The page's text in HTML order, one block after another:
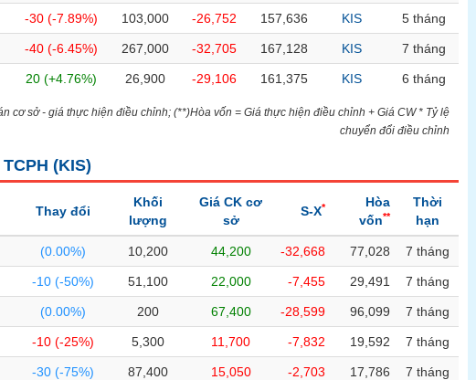
-30 (-7.89%) 103,000 -26,752 157,636 KIS 5 tháng
-40 (-6.45%) 267,000 -32,705 167,128 KIS 7 tháng
20 (+4.76%) 26,900 -29,106 161,375 KIS 6 tháng
cơ sở - giá thực hiện điều chỉnh; (**)Hòa vốn = Giá thực hiện điều chỉnh + Giá CW * Tỷ lệ
chuyển đổi điều chỉnh
(KIS)
Thay đổi
Khối
lượng
Giá CK cơ
sở
S-X*
Hòa
vốn**
Thời
hạn
(0.00%) 10,200 44,200 -32,668 77,028 7 tháng
-10 (-50%) 51,100 22,000 -7,455 29,491 7 tháng
(0.00%) 200 67,400 -28,599 96,099 7 tháng
-10 (-25%) 5,300 11,700 -7,832 19,592 7 tháng
-30 (-75%) 87,400 15,050 -2,703 17,786 7 tháng
Chứng chỉ quỹ Chứng quyền Hợp đồng tương lai Trái phiếu